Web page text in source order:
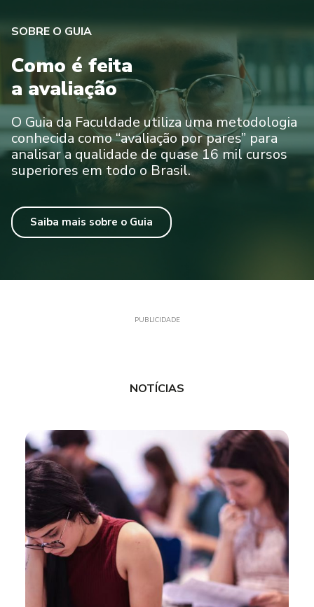
SOBRE O GUIA
Como é feita
a avaliação
O Guia da Faculdade utiliza uma metodologia
conhecida como “avaliação por pares” para
analisar a qualidade de quase 16 mil cursos
superiores em todo o Brasil.
Saiba mais sobre o Guia
PUBLICIDADE
NOTÍCIAS